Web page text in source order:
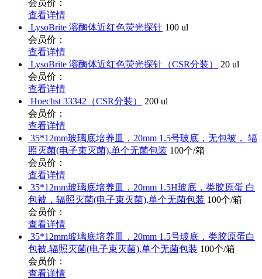
会员价：
查看详情
LysoBrite 溶酶体近红色荧光探针 100 ul
会员价：
查看详情
LysoBrite 溶酶体近红色荧光探针（CSR分装）
20 ul
会员价：
查看详情
Hoechst 33342（CSR分装）
200 ul
会员价：
查看详情
35*12mm玻璃底培养皿，20mm 1.5号玻底，无包被， 辐
照灭菌(电子束灭菌),单个无菌包装 100个/箱
会员价：
查看详情
35*12mm玻璃底培养皿，20mm 1.5H玻底，类胶原蛋 白
包被，辐照灭菌(电子束灭菌),单个无菌包装 100个/箱
会员价：
查看详情
35*12mm玻璃底培养皿，20mm 1.5号玻底，类胶原蛋白
包被.辐照灭菌(电子束灭菌).单个无菌包装 100个/箱
会员价：
查看详情